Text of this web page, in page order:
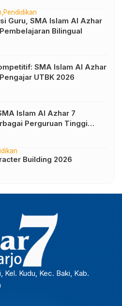
Pendidikan
Guru, SMA Islam Al Azhar
Bilingual
SMA Islam Al Azhar
UTBK 2026
Islam Al Azhar 7
Perguruan Tinggi
Building 2026
Kel. Kudu, Kec. Baki, Kab.